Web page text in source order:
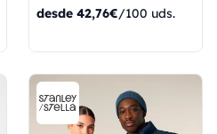
desde 42,76€/100 uds.